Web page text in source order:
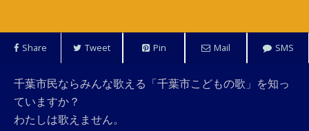
Share Tweet Pin Mail SMS
千葉市民ならみんな歌える「千葉市こどもの歌」を知っ
ていますか？
わたしは歌えません。